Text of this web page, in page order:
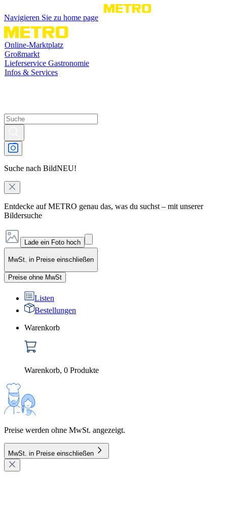
Navigieren Sie zu home page
Online-Marktplatz
Großmarkt
Lieferservice Gastronomie
Infos & Services
Suche nach BildNEU!
Entdecke auf METRO genau das, was du suchst – mit unserer
Bildersuche
Lade ein Foto hoch
MwSt. in Preise einschließen
Preise ohne MwSt
Listen
Bestellungen
Warenkorb
Warenkorb, 0 Produkte
Preise werden ohne MwSt. angezeigt.
MwSt. in Preise einschließen